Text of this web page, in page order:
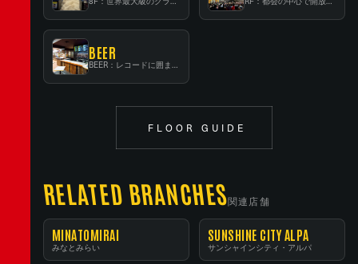
BEER
FLOOR GUIDE
RELATED BRANCHES関連店舗
MINATOMIRAI
みなとみらい
SUNSHINE CITY ALPA
サンシャインシティ・アルパ